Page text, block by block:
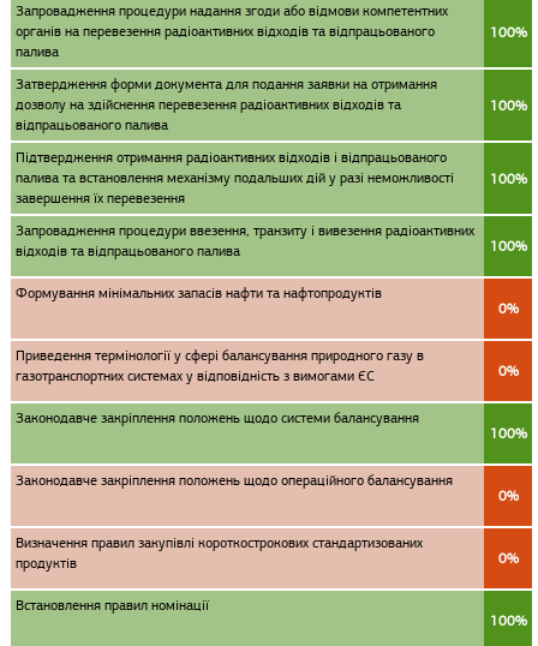
Запровадження процедури надання згоди або відмови компетентних
органів на перевезення радіоактивних відходів та відпрацьованого
палива
100%
Затвердження форми документа для подання заявки на отримання
дозволу на здійснення перевезення радіоактивних відходів та
відпрацьованого палива
100%
Підтвердження отримання радіоактивних відходів і відпрацьованого
палива та встановлення механізму подальших дій у разі неможливості
завершення їх перевезення
100%
Запровадження процедури ввезення, транзиту і вивезення радіоактивних
відходів та відпрацьованого палива
100%
Формування мінімальних запасів нафти та нафтопродуктів
0%
Приведення термінології у сфері балансування природного газу в
газотранспортних системах у відповідність з вимогами ЄС
0%
Законодавче закріплення положень щодо системи балансування
100%
Законодавче закріплення положень щодо операційного балансування
0%
Визначення правил закупівлі короткострокових стандартизованих
продуктів
0%
Встановлення правил номінації
100%